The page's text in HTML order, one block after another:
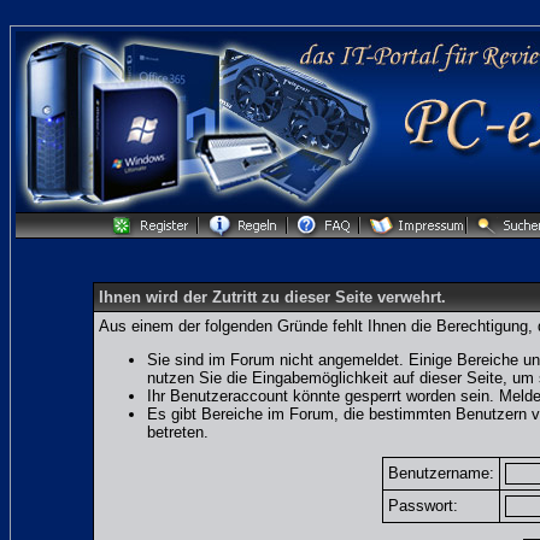
Ihnen wird der Zutritt zu dieser Seite verwehrt.
Aus einem der folgenden Gründe fehlt Ihnen die
Sie sind im Forum nicht angemeldet. Einige Bereiche
nutzen Sie die Eingabemöglichkeit auf dieser Seite,
Ihr Benutzeraccount könnte gesperrt worden sein.
Es gibt Bereiche im Forum, die bestimmten Benutzern
betreten.
Benutzername:
Passwort: